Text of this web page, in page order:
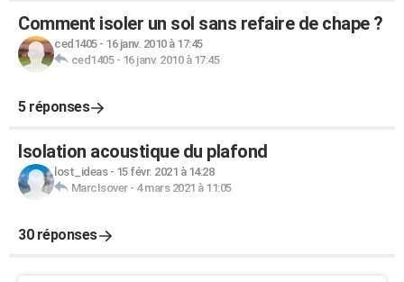
Comment isoler un sol sans refaire de chape ?
ced1405- 16 janv. 2010 à 17:45
ced1405- 16 janv. 2010 à 17:45
5 réponses
Isolation acoustique du plafond
lost_ideas- 15 févr. 2021 à 14:28
MarcIsover- 4 mars 2021 à 11:05
30 réponses